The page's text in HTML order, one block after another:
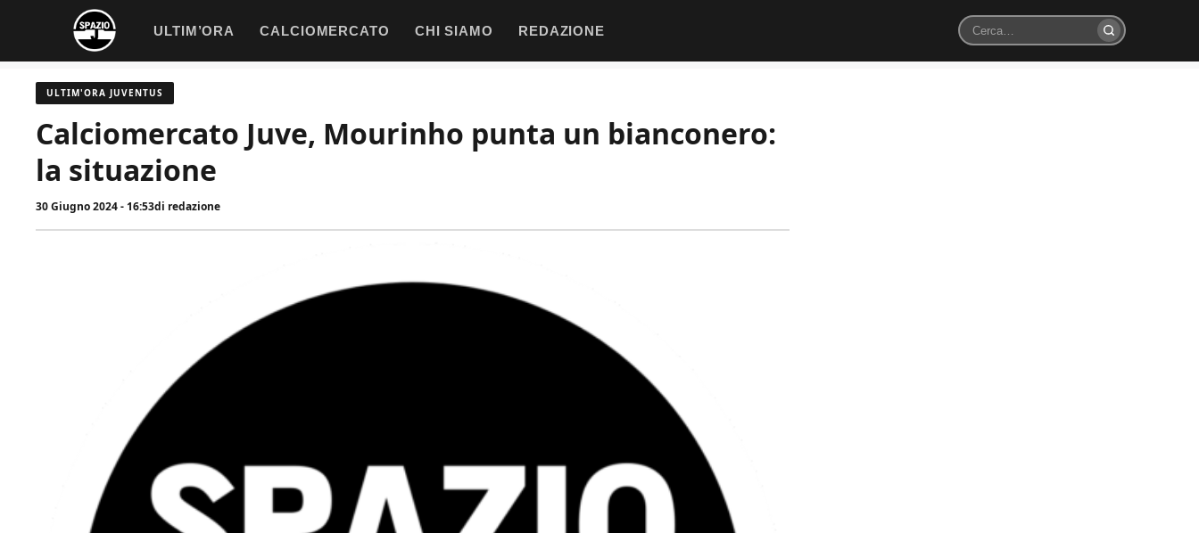
contenuto
ULTIM’ORA CALCIOMERCATO CHI SIAMO REDAZIONE
Cerca
ULTIM'ORA JUVENTUS
Calciomercato Juve, Mourinho punta un bianconero:
la situazione
30 Giugno 2024 - 16:53di redazione